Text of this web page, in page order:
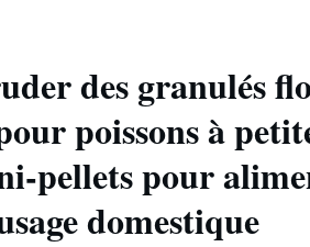
des granulés
poissons à
pellets pour
domestique